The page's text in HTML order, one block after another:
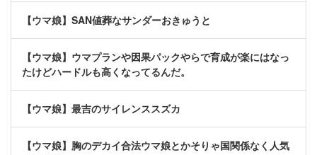
【ウマ娘】SAN値葬なサンダーおきゅうと
【ウマ娘】ウマプランや因果パックやらで育成が楽にはなっ
たけどハードルも高くなってるんだ。
【ウマ娘】最吉のサイレンススズカ
【ウマ娘】胸のデカイ合法ウマ娘とかそりゃ国関係なく人気